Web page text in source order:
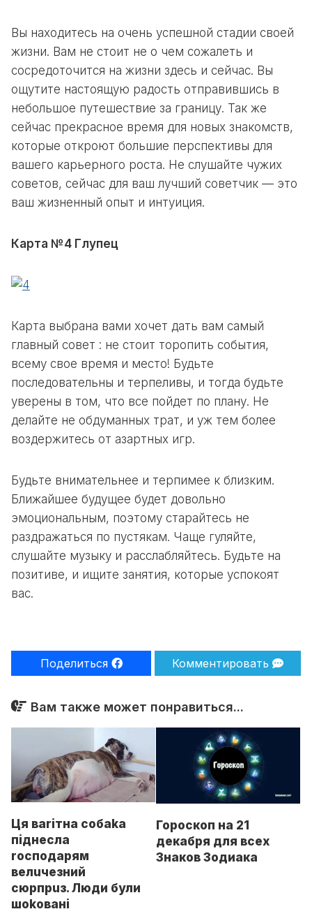
Вы находитесь на очень успешной стадии своей
жизни. Вам не стоит не о чем сожалеть и
сосредоточится на жизни здесь и сейчас. Вы
ощутите настоящую радость отправившись в
небольшое путешествие за границу. Так же
сейчас прекрасное время для новых знакомств,
которые откроют большие перспективы для
вашего карьерного роста. Не слушайте чужих
советов, сейчас для ваш лучший советчик — это
ваш жизненный опыт и интуиция.
Карта №4 Глупец
Карта выбрана вами хочет дать вам самый
главный совет : не стоит торопить события,
всему свое время и место! Будьте
последовательны и терпеливы, и тогда будьте
уверены в том, что все пойдет по плану. Не
делайте не обдуманных трат, и уж тем более
воздержитесь от азартных игр.
Будьте внимательнее и терпимее к близким.
Ближайшее будущее будет довольно
эмоциональным, поэтому старайтесь не
раздражаться по пустякам. Чаще гуляйте,
слушайте музыку и расслабляйтесь. Будьте на
позитиве, и ищите занятия, которые успокоят
вас.
Поделиться Комментировать
Вам также может понравиться...
Ця вarітна собaka
піднесла
roсподарям
велuчезний
сюрпpuз. Люди були
шokoвані
Гороскоп на 21
декабря для всех
Знаков Зодиака